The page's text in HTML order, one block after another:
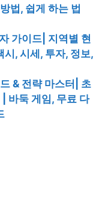
법, 쉽게 하는 법
가이드| 지역별 현
, 시세, 투자, 정보,
& 전략 마스터| 초
바둑 게임, 무료 다